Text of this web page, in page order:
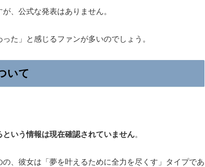
、公式な発表はありません。
た」と感じるファンが多いのでしょう。
いて
いう情報は現在確認されていません。
、彼女は「夢を叶えるために全力を尽くす」タイプであ